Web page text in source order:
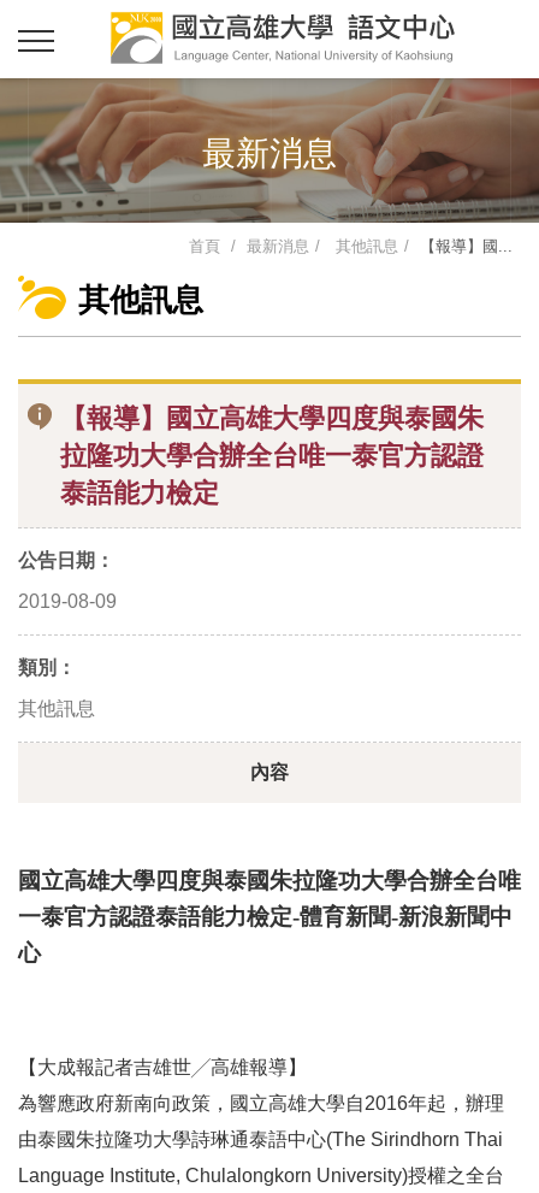
最新消息
首頁 最新消息 其他訊息 【報導】國...
其他訊息
【報導】國立高雄大學四度與泰國朱
拉隆功大學合辦全台唯一泰官方認證
泰語能力檢定
公告日期：
2019-08-09
類別：
其他訊息
內容
國立高雄大學四度與泰國朱拉隆功大學合辦全台唯
一泰官方認證泰語能力檢定-體育新聞-新浪新聞中
心
【大成報記者吉雄世╱高雄報導】
為響應政府新南向政策，國立高雄大學自2016年起，辦理
由泰國朱拉隆功大學詩琳通泰語中心(The Sirindhorn Thai
Language Institute, Chulalongkorn University)授權之全台